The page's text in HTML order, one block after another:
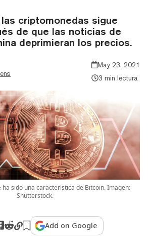
criptomonedas sigue
de que las noticias de
deprimieran los precios.
May 23, 2021
3 min lectura
sido una característica de Bitcoin. Imagen:
Shutterstock.
Add on Google